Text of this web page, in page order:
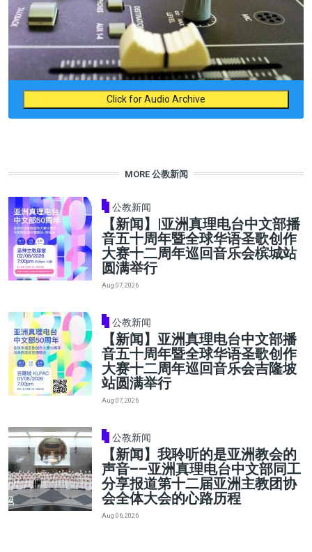
Click for Audio Archive
MORE 公教新闻
公教新闻
【新闻】|亚洲真理电台中文部播
音五十周年暨全球华语圣歌创作
大赛十二周年巡回音乐会槟城站
圆满举行
Aug 07, 2026
公教新闻
【新闻】亚洲真理电台中文部播
音五十周年暨全球华语圣歌创作
大赛十二周年巡回音乐会吉隆坡
站圆满举行
Aug 07, 2026
公教新闻
【新闻】我聆听的是亚洲教会的
声音——亚洲真理电台中文部同工
分享报道第十二届亚洲主教团协
会全体大会的心路历程
Aug 06, 2026